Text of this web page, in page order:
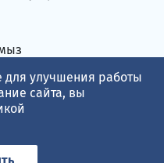
улучшения работы
сайта, вы